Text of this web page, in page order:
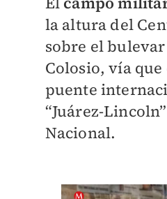
la altura del
sobre el
Colosio, vía
puente
“Juárez-
Nacional.